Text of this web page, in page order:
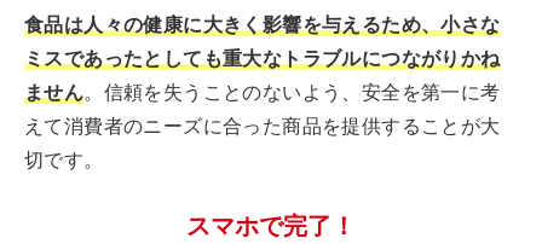
食品は人々の健康に大きく影響を与えるため、小さな
ミスであったとしても重大なトラブルにつながりかね
ません。信頼を失うことのないよう、安全を第一に考
えて消費者のニーズに合った商品を提供することが大
切です。
スマホで完了！